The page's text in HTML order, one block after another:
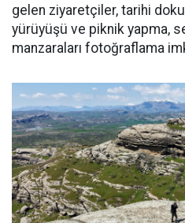
gelen ziyaretçiler, tarihi
yürüyüşü ve piknik yapma,
manzaraları fotoğraflama